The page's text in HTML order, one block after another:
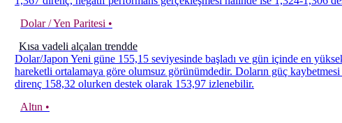
Dolar / Yen Paritesi •
Kısa vadeli alçalan trendde
Dolar/Japon Yeni güne 155,15 seviyesinde başladı ve gün içinde en
hareketli ortalamaya göre olumsuz görünümdedir. Doların güç
direnç 158,32 olurken destek olarak 153,97 izlenebilir.
Altın •